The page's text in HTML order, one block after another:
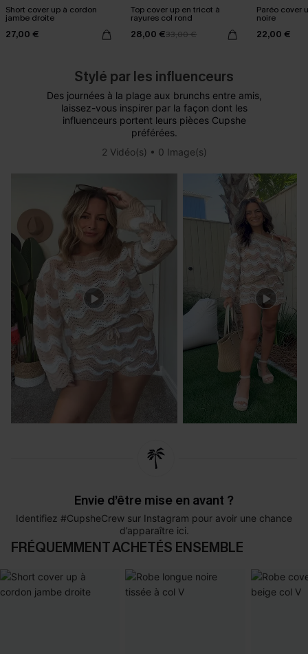
Short cover up à cordon
jambe droite
27,00 €
Top cover up en tricot à
rayures col rond
28,00 €33,00 €
Paréo cover
noire
22,00 €
Stylé par les influenceurs
Des journées à la plage aux brunchs entre amis,
laissez-vous inspirer par la façon dont les
influenceurs portent leurs pièces Cupshe
préférées.
2 Vidéo(s) • 0 Image(s)
Envie d’être mise en avant ?
Identifiez #CupsheCrew sur Instagram pour avoir une chance
d’apparaître ici.
FRÉQUEMMENT ACHETÉS ENSEMBLE